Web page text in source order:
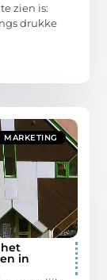
zien is:
drukke
MARKETING
het
in